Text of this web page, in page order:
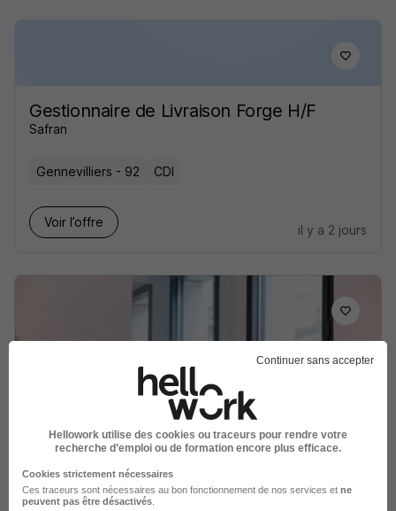
Gestionnaire de Livraison Forge H/F
Safran
Gennevilliers - 92 CDI
Voir l’offre
il y a 2 jours
Responsable Logistique Industrielle
Gennevilliers - 92 Intérim
42 000 - 47 000 € / an
3 mois
Continuer sans accepter
Hellowork utilise des cookies ou traceurs pour rendre votre
recherche d’emploi ou de formation encore plus efficace.
Cookies strictement nécessaires
Ces traceurs sont nécessaires au bon fonctionnement de nos services et ne
peuvent pas être désactivés